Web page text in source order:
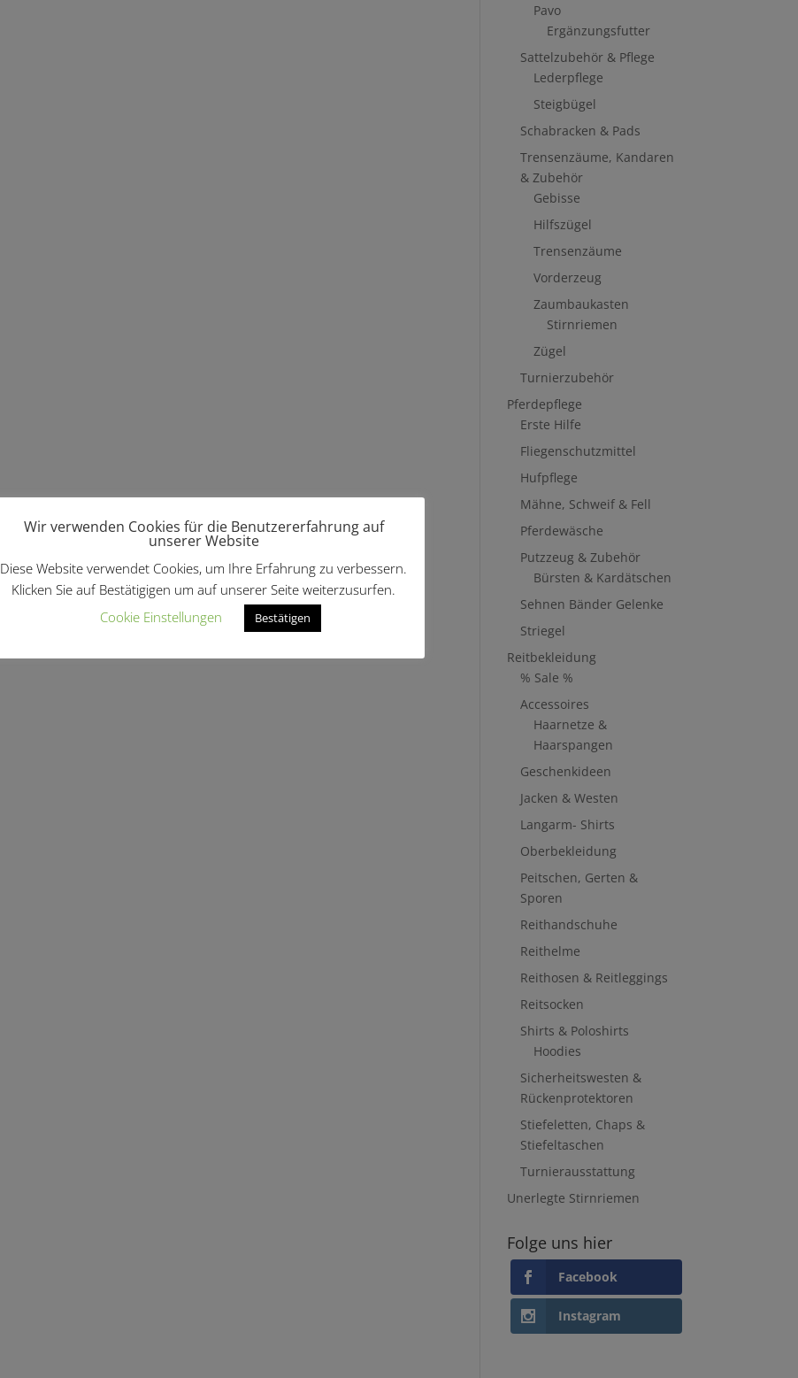
Pavo
Ergänzungsfutter
Sattelzubehör & Pflege
Lederpflege
Steigbügel
Schabracken & Pads
Trensenzäume, Kandaren
& Zubehör
Gebisse
Hilfszügel
Trensenzäume
Vorderzeug
Zaumbaukasten
Stirnriemen
Zügel
Turnierzubehör
Pferdepflege
Erste Hilfe
Fliegenschutzmittel
Hufpflege
Mähne, Schweif & Fell
Pferdewäsche
Putzzeug & Zubehör
Bürsten & Kardätschen
Sehnen Bänder Gelenke
Striegel
Reitbekleidung
% Sale %
Accessoires
Haarnetze &
Haarspangen
Geschenkideen
Jacken & Westen
Langarm- Shirts
Oberbekleidung
Peitschen, Gerten &
Sporen
Reithandschuhe
Reithelme
Reithosen & Reitleggings
Reitsocken
Shirts & Poloshirts
Hoodies
Sicherheitswesten &
Rückenprotektoren
Stiefeletten, Chaps &
Stiefeltaschen
Turnierausstattung
Unerlegte Stirnriemen
Folge uns hier
Facebook
Instagram
Wir verwenden Cookies für die Benutzererfahrung auf
unserer Website
Diese Website verwendet Cookies, um Ihre Erfahrung zu verbessern.
Klicken Sie auf Bestätigigen um auf unserer Seite weiterzusurfen.
Cookie Einstellungen
Bestätigen